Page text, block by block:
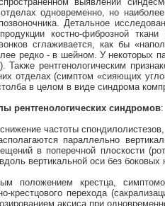
одновременно, но
Детальное
костно-фиброзной
сглаживается, как бы
редко - в шейном. У некоторых
Также рентгенологическим
отделах (симптом «сияющих
в целом в виде синдрома
рентгенологических синдромов:
частоты
параллельно
в поперечной плоскости
вертикальной оси без боковых
положением крестца,
крестцового перехода
аксиса при